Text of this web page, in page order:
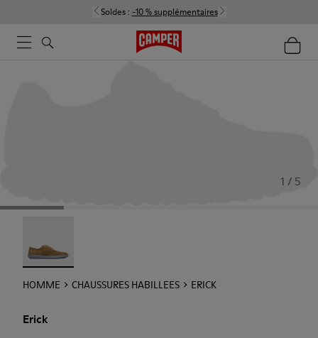
Soldes : -10 % supplémentaires
1 / 5
HOMME CHAUSSURES HABILLEES ERICK
Erick